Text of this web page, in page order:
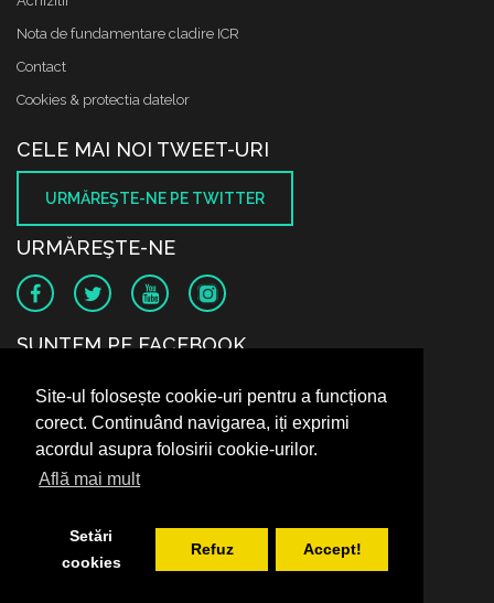
Site-ul folosește cookie-uri pentru a funcționa
corect. Continuând navigarea, iți exprimi
acordul asupra folosirii cookie-urilor.
Află mai mult
Setări
cookies
Refuz Accept!
Nota de fundamentare cladire ICR
Contact
Cookies & protectia datelor
CELE MAI NOI TWEET-URI
URMĂREŞTE-NE PE TWITTER
URMĂREŞTE-NE
SUNTEM PE FACEBOOK